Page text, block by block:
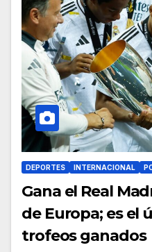
DEPORTES INTERNACIONAL
Gana el Real
de Europa; es el
trofeos ganados